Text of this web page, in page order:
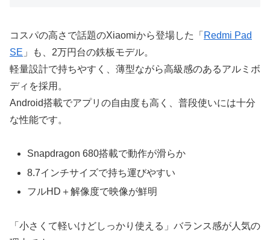
コスパの高さで話題のXiaomiから登場した「 Redmi Pad
SE 」も、2万円台の鉄板モデル。
軽量設計で持ちやすく、薄型ながら高級感のあるアルミボ
ディを採用。
Android搭載でアプリの自由度も高く、普段使いには十分
な性能です。
Snapdragon 680搭載で動作が滑らか
8.7インチサイズで持ち運びやすい
フルHD＋解像度で映像が鮮明
「小さくて軽いけどしっかり使える」バランス感が人気の